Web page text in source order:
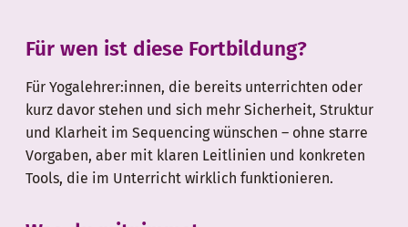
Für wen ist diese Fortbildung?
Für Yogalehrer:innen, die bereits unterrichten oder
kurz davor stehen und sich mehr Sicherheit, Struktur
und Klarheit im Sequencing wünschen – ohne starre
Vorgaben, aber mit klaren Leitlinien und konkreten
Tools, die im Unterricht wirklich funktionieren.